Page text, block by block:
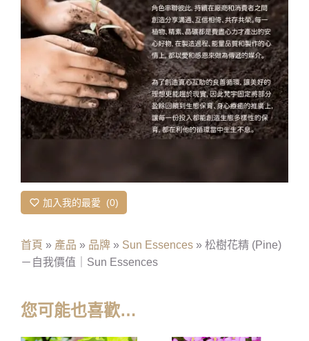
加入我的最愛 0
首頁 » 產品 » 品牌 » Sun Essences » 松樹花精 (Pine)
－自我價值｜Sun Essences
您可能也喜歡…